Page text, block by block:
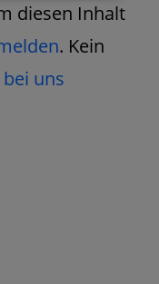
diesen Inhalt
. Kein
uns